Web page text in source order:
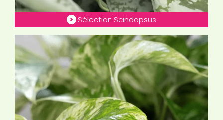
Sélection Scindapsus